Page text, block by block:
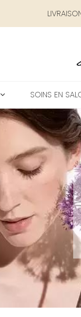
SOINS EN